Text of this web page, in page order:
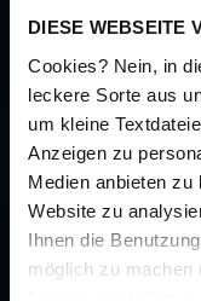
DIESE WEBSEITE
Cookies? Nein, in
leckere Sorte aus
um kleine
Anzeigen zu
Medien anbieten zu
Website zu
Ihnen die
möglich zu machen